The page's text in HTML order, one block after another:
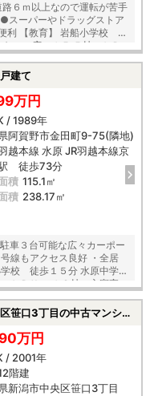
６ｍ以上なので運転が苦手
スーパーやドラッグストア
徒
ペースなど使い方いろいろ
建て
万円
/ 1989年
阿賀野市金田町9-75(隣地)
越本線 水原 JR羽越本線京
徒歩73分
積 115.1㎡
積 238.17㎡
車３台可能な広々カーポー
線もアクセス良好 ・全居
口3丁目の中古マンション
万円
/ 2001年
階建
新潟市中央区笹口3丁目